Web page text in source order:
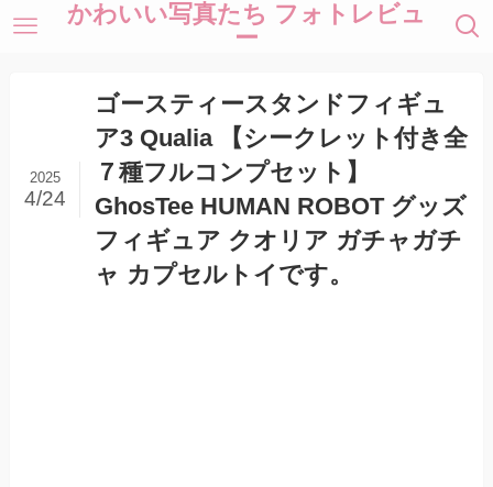
かわいい写真たち フォトレビュ
ー
ゴースティースタンドフィギュ
ア3 Qualia 【シークレット付き全
７種フルコンプセット】
GhosTee HUMAN ROBOT グッズ
フィギュア クオリア ガチャガチ
ャ カプセルトイです。
2025
4/24